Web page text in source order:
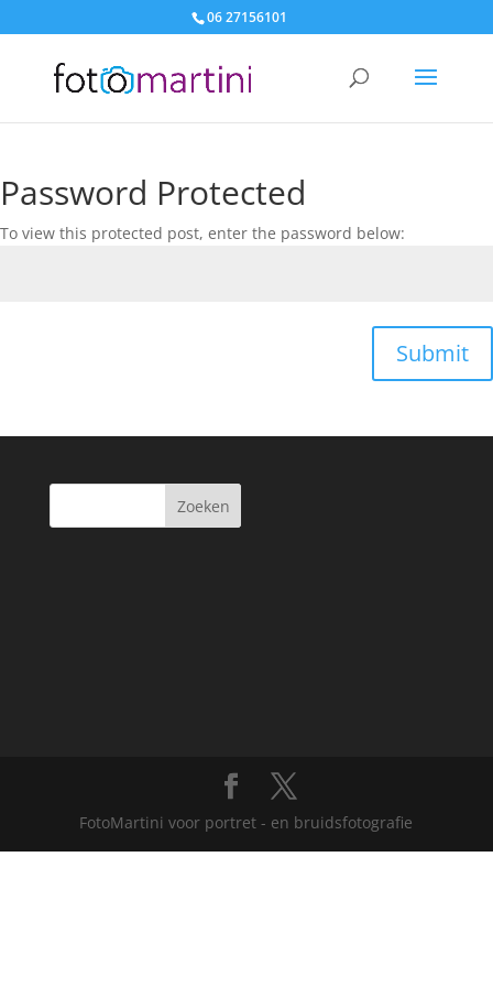
06 27156101
Password Protected
To view this protected post, enter the password below:
Submit
FotoMartini voor portret - en bruidsfotografie